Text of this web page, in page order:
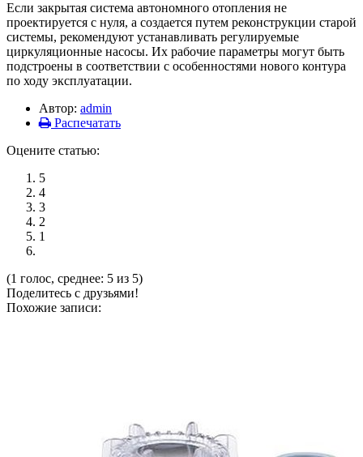
Если закрытая система автономного отопления не
проектируется с нуля, а создается путем реконструкции старой
системы, рекомендуют устанавливать регулируемые
циркуляционные насосы. Их рабочие параметры могут быть
подстроены в соответствии с особенностями нового контура
по ходу эксплуатации.
Автор: admin
Распечатать
Оцените статью:
5
4
3
2
1
(1 голос, среднее: 5 из 5)
Поделитесь с друзьями!
Похожие записи: